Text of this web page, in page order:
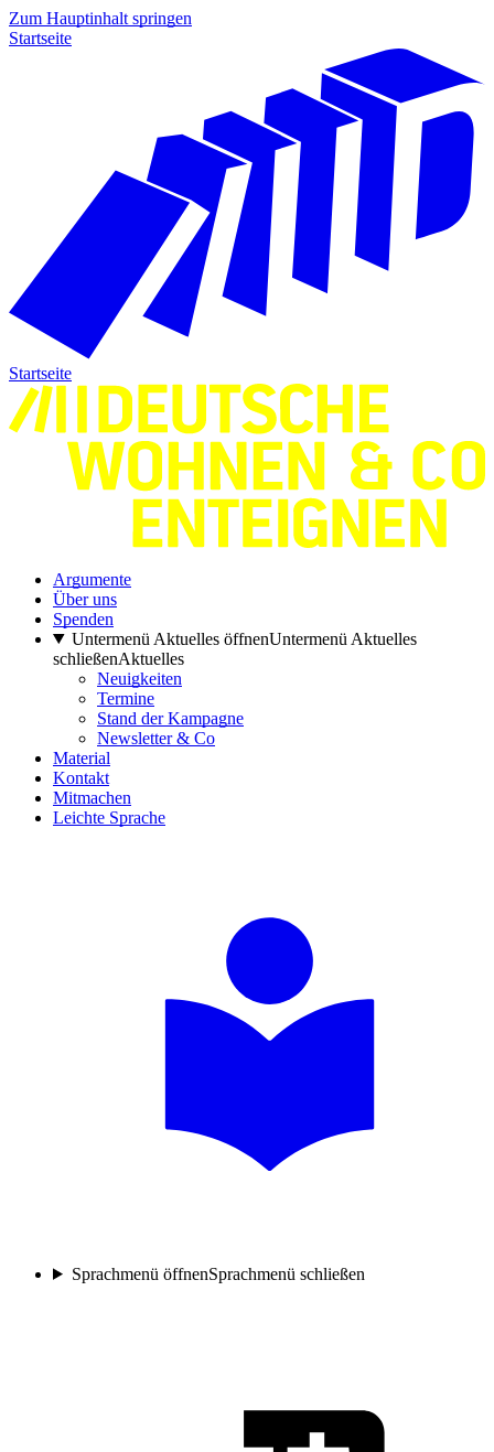
Zum Hauptinhalt springen
Startseite
Startseite
Argumente
Über uns
Spenden
Untermenü Aktuelles öffnenUntermenü Aktuelles
schließenAktuelles
Neuigkeiten
Termine
Stand der Kampagne
Newsletter & Co
Material
Kontakt
Mitmachen
Leichte Sprache
Sprachmenü öffnenSprachmenü schließen